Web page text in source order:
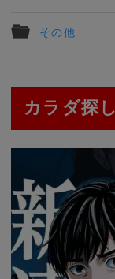
その他
カラダ探